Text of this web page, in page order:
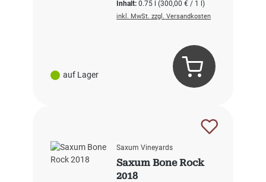
auf Lager
Inhalt:0.75 l(300,00 € / 1 l)
inkl. MwSt. zzgl. Versandkosten
Saxum Vineyards
Saxum Bone Rock
2018